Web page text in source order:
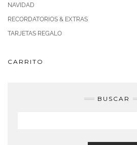
NAVIDAD
RECORDATORIOS & EXTRAS
TARJETAS REGALO
CARRITO
BUSCAR